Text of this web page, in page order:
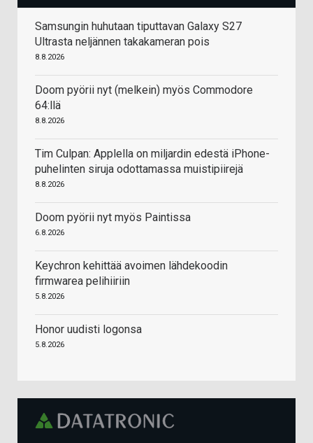
Samsungin huhutaan tiputtavan Galaxy S27
Ultrasta neljännen takakameran pois
8.8.2026
Doom pyörii nyt (melkein) myös Commodore
64:llä
8.8.2026
Tim Culpan: Applella on miljardin edestä iPhone-
puhelinten siruja odottamassa muistipiirejä
8.8.2026
Doom pyörii nyt myös Paintissa
6.8.2026
Keychron kehittää avoimen lähdekoodin
firmwarea pelihiiriin
5.8.2026
Honor uudisti logonsa
5.8.2026